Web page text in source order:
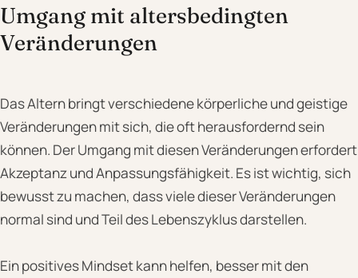
Umgang mit altersbedingten
Veränderungen
Das Altern bringt verschiedene körperliche und geistige
Veränderungen mit sich, die oft herausfordernd sein
können. Der Umgang mit diesen Veränderungen erfordert
Akzeptanz und Anpassungsfähigkeit. Es ist wichtig, sich
bewusst zu machen, dass viele dieser Veränderungen
normal sind und Teil des Lebenszyklus darstellen.
Ein positives Mindset kann helfen, besser mit den